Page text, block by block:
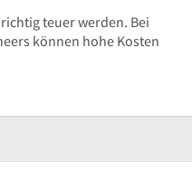
teuer werden. Bei
können hohe Kosten